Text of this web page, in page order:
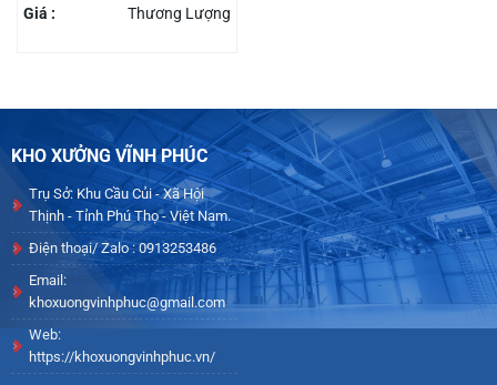
Giá :
Thương Lượng
KHO XƯỞNG VĨNH PHÚC
Trụ Sở: Khu Cầu Củi - Xã Hội
Thịnh - Tỉnh Phú Thọ - Việt Nam.
Điện thoại/ Zalo : 0913253486
Email:
khoxuongvinhphuc@gmail.com
Web:
https://khoxuongvinhphuc.vn/